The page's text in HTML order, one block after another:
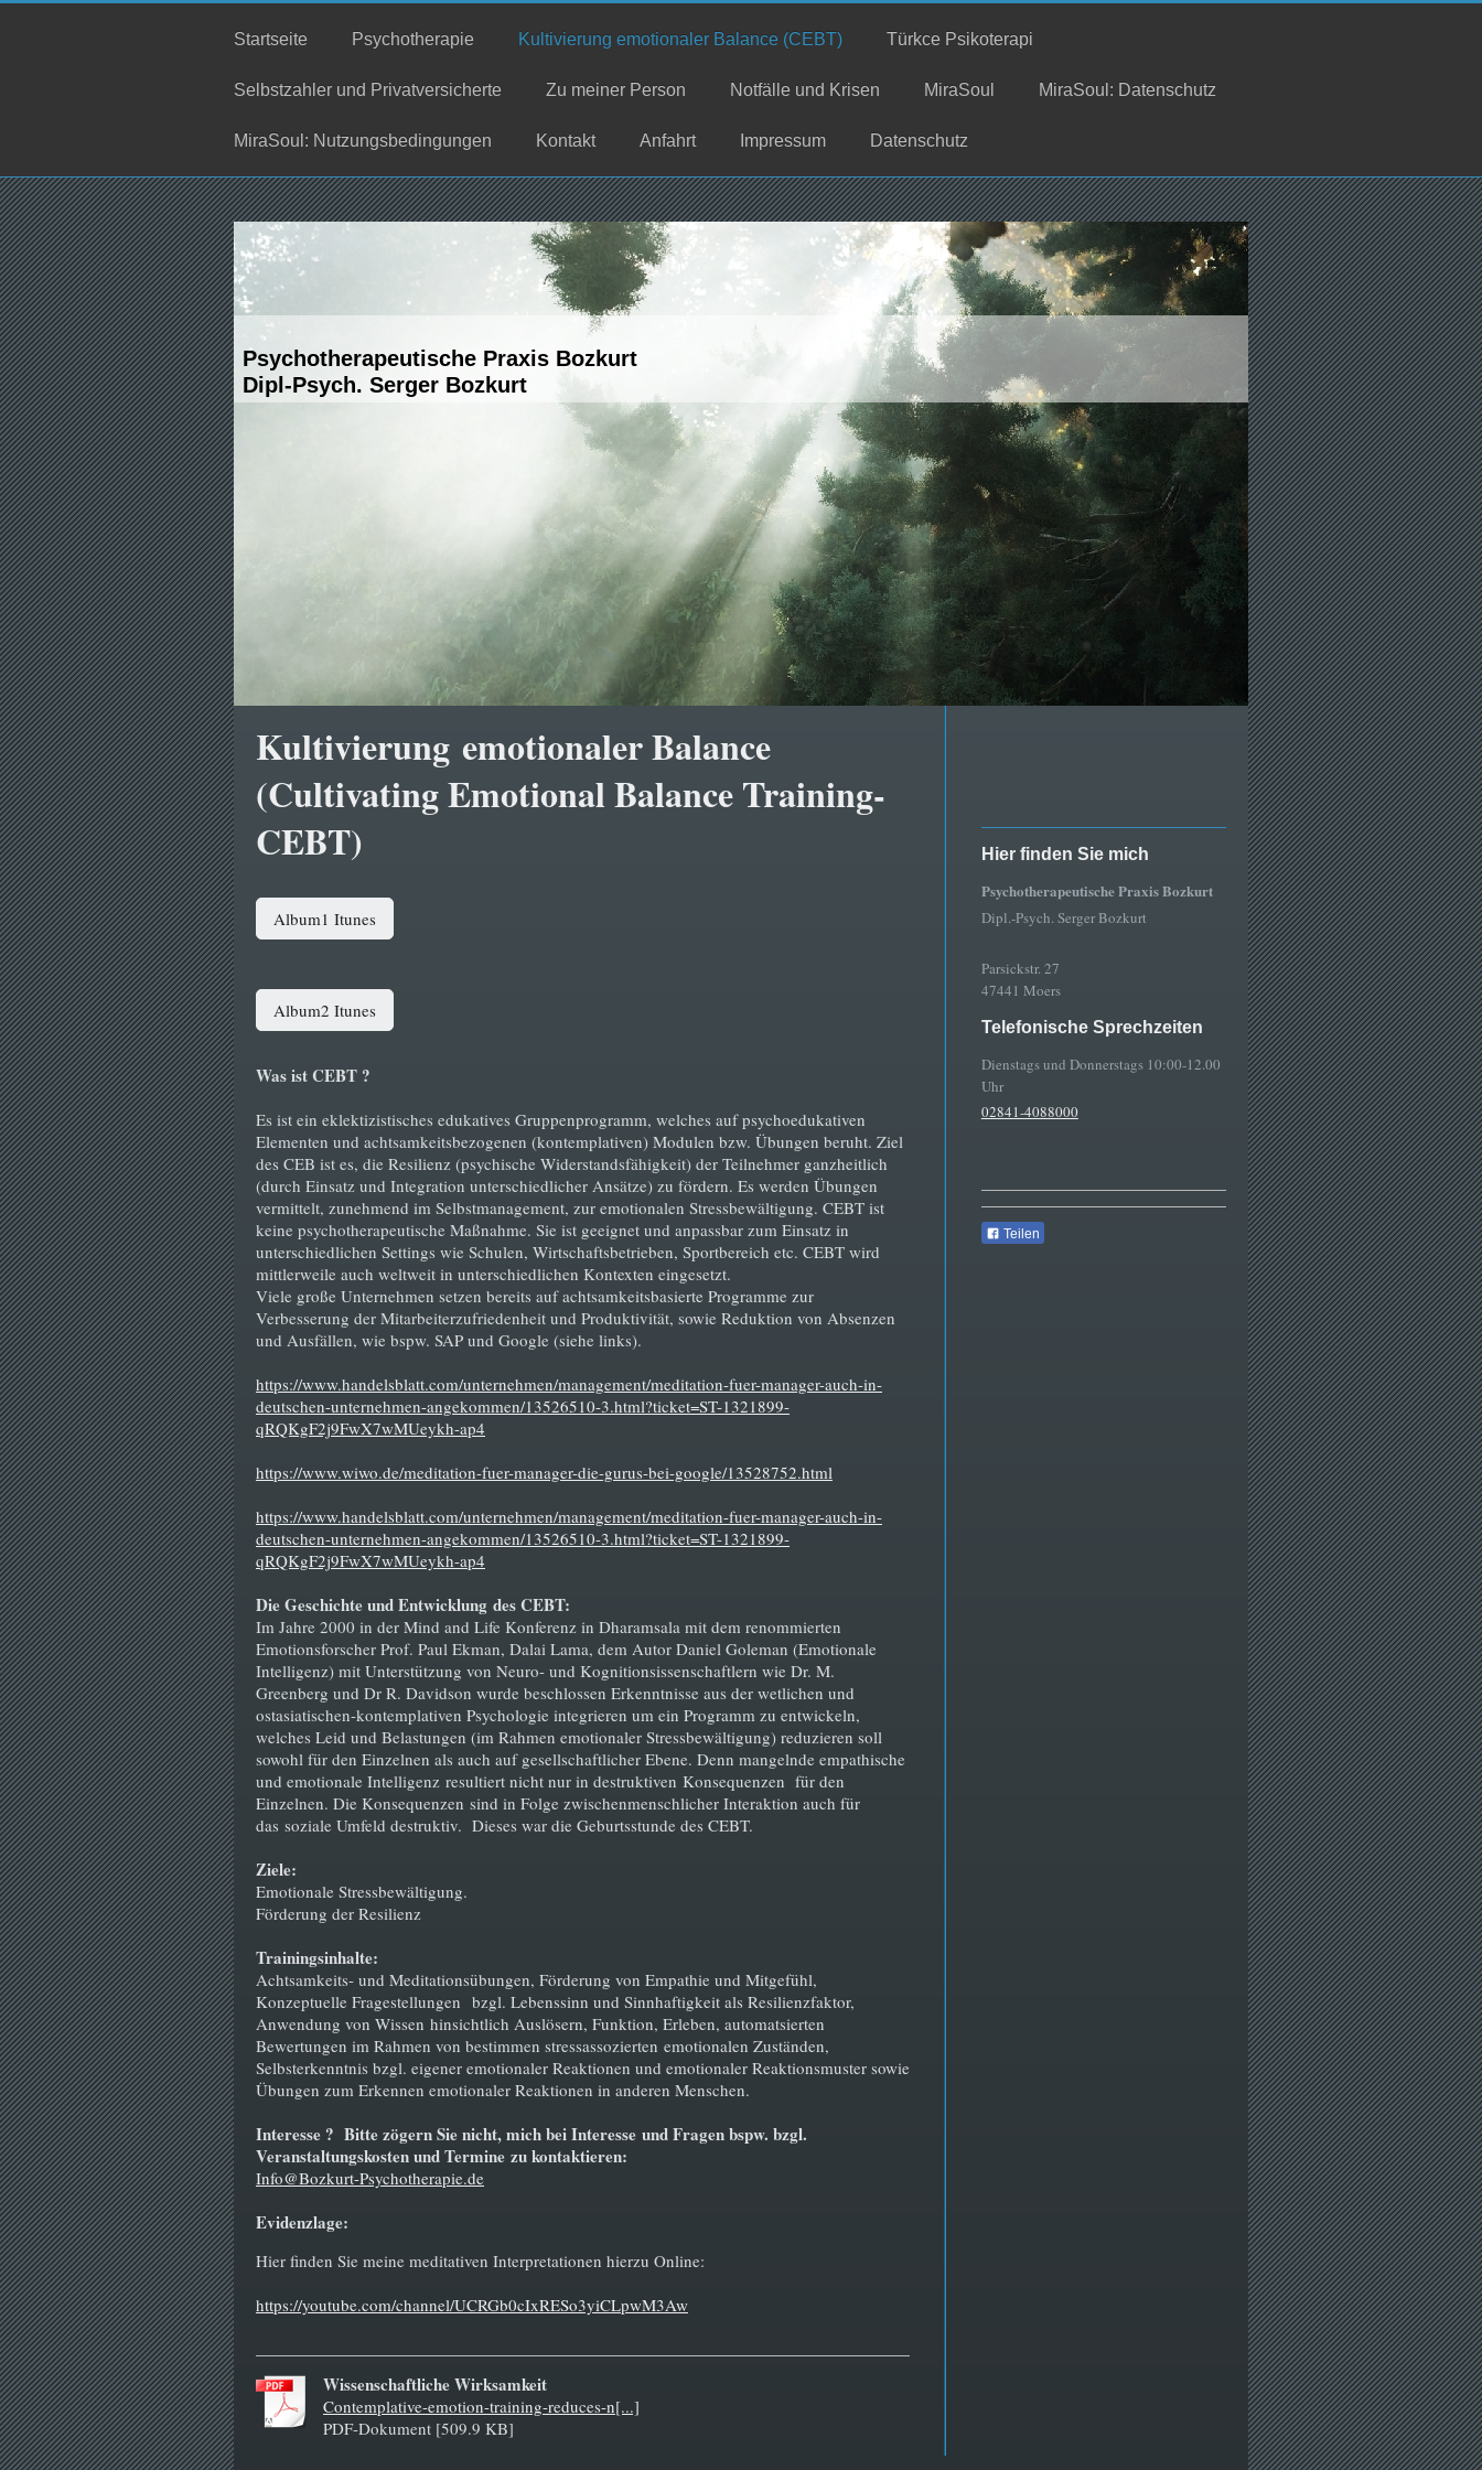
Startseite Psychotherapie Kultivierung emotionaler Balance (CEBT) Türkce Psikoterapi
Selbstzahler und Privatversicherte Zu meiner Person Notfälle und Krisen MiraSoul MiraSoul: Datenschutz
MiraSoul: Nutzungsbedingungen Kontakt Anfahrt Impressum Datenschutz
Psychotherapeutische Praxis Bozkurt
Dipl-Psych. Serger Bozkurt
Kultivierung emotionaler Balance
(Cultivating Emotional Balance Training-
CEBT)
Album1 Itunes
Album2 Itunes
Was ist CEBT ?
Es ist ein eklektizistisches edukatives Gruppenprogramm, welches auf psychoedukativen
Elementen und achtsamkeitsbezogenen (kontemplativen) Modulen bzw. Übungen beruht. Ziel
des CEB ist es, die Resilienz (psychische Widerstandsfähigkeit) der Teilnehmer ganzheitlich
(durch Einsatz und Integration unterschiedlicher Ansätze) zu fördern. Es werden Übungen
vermittelt, zunehmend im Selbstmanagement, zur emotionalen Stressbewältigung. CEBT ist
keine psychotherapeutische Maßnahme. Sie ist geeignet und anpassbar zum Einsatz in
unterschiedlichen Settings wie Schulen, Wirtschaftsbetrieben, Sportbereich etc. CEBT wird
mittlerweile auch weltweit in unterschiedlichen Kontexten eingesetzt.
Viele große Unternehmen setzen bereits auf achtsamkeitsbasierte Programme zur
Verbesserung der Mitarbeiterzufriedenheit und Produktivität, sowie Reduktion von Absenzen
und Ausfällen, wie bspw. SAP und Google (siehe links).
https://www.handelsblatt.com/unternehmen/management/meditation-fuer-manager-auch-in-
deutschen-unternehmen-angekommen/13526510-3.html?ticket=ST-1321899-
qRQKgF2j9FwX7wMUeykh-ap4
https://www.wiwo.de/meditation-fuer-manager-die-gurus-bei-google/13528752.html
https://www.handelsblatt.com/unternehmen/management/meditation-fuer-manager-auch-in-
deutschen-unternehmen-angekommen/13526510-3.html?ticket=ST-1321899-
qRQKgF2j9FwX7wMUeykh-ap4
Die Geschichte und Entwicklung des CEBT:
Im Jahre 2000 in der Mind and Life Konferenz in Dharamsala mit dem renommierten
Emotionsforscher Prof. Paul Ekman, Dalai Lama, dem Autor Daniel Goleman (Emotionale
Intelligenz) mit Unterstützung von Neuro- und Kognitionsissenschaftlern wie Dr. M.
Greenberg und Dr R. Davidson wurde beschlossen Erkenntnisse aus der wetlichen und
ostasiatischen-kontemplativen Psychologie integrieren um ein Programm zu entwickeln,
welches Leid und Belastungen (im Rahmen emotionaler Stressbewältigung) reduzieren soll
sowohl für den Einzelnen als auch auf gesellschaftlicher Ebene. Denn mangelnde empathische
und emotionale Intelligenz resultiert nicht nur in destruktiven Konsequenzen für den
Einzelnen. Die Konsequenzen sind in Folge zwischenmenschlicher Interaktion auch für
das soziale Umfeld destruktiv. Dieses war die Geburtsstunde des CEBT.
Ziele:
Emotionale Stressbewältigung.
Förderung der Resilienz
Trainingsinhalte:
Achtsamkeits- und Meditationsübungen, Förderung von Empathie und Mitgefühl,
Konzeptuelle Fragestellungen bzgl. Lebenssinn und Sinnhaftigkeit als Resilienzfaktor,
Anwendung von Wissen hinsichtlich Auslösern, Funktion, Erleben, automatsierten
Bewertungen im Rahmen von bestimmen stressassozierten emotionalen Zuständen,
Selbsterkenntnis bzgl. eigener emotionaler Reaktionen und emotionaler Reaktionsmuster sowie
Übungen zum Erkennen emotionaler Reaktionen in anderen Menschen.
Interesse ? Bitte zögern Sie nicht, mich bei Interesse und Fragen bspw. bzgl.
Veranstaltungskosten und Termine zu kontaktieren:
Info@Bozkurt-Psychotherapie.de
Evidenzlage:
Hier finden Sie meine meditativen Interpretationen hierzu Online:
https://youtube.com/channel/UCRGb0cIxRESo3yiCLpwM3Aw
Wissenschaftliche Wirksamkeit
Contemplative-emotion-training-reduces-n[...]
PDF-Dokument [509.9 KB]
Hier finden Sie mich
Psychotherapeutische Praxis Bozkurt
Dipl.-Psych. Serger Bozkurt
Parsickstr. 27
47441 Moers
Telefonische Sprechzeiten
Dienstags und Donnerstags 10:00-12.00
Uhr
02841-4088000
Teilen